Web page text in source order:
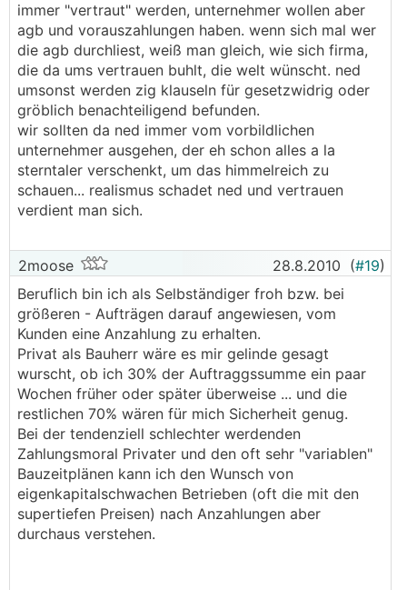
immer "vertraut" werden, unternehmer wollen aber
agb und vorauszahlungen haben. wenn sich mal wer
die agb durchliest, weiß man gleich, wie sich firma,
die da ums vertrauen buhlt, die welt wünscht. ned
umsonst werden zig klauseln für gesetzwidrig oder
gröblich benachteiligend befunden.
wir sollten da ned immer vom vorbildlichen
unternehmer ausgehen, der eh schon alles a la
sterntaler verschenkt, um das himmelreich zu
schauen... realismus schadet ned und vertrauen
verdient man sich.
2moose 28.8.2010 (#19)
Beruflich bin ich als Selbständiger froh bzw. bei
größeren - Aufträgen darauf angewiesen, vom
Kunden eine Anzahlung zu erhalten.
Privat als Bauherr wäre es mir gelinde gesagt
wurscht, ob ich 30% der Auftraggssumme ein paar
Wochen früher oder später überweise ... und die
restlichen 70% wären für mich Sicherheit genug.
Bei der tendenziell schlechter werdenden
Zahlungsmoral Privater und den oft sehr "variablen"
Bauzeitplänen kann ich den Wunsch von
eigenkapitalschwachen Betrieben (oft die mit den
supertiefen Preisen) nach Anzahlungen aber
durchaus verstehen.